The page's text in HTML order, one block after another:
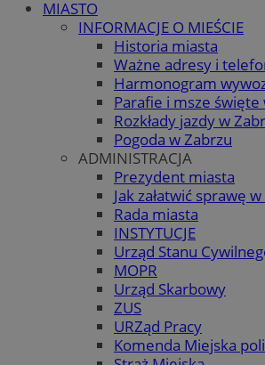
MIASTO
INFORMACJE O MIEŚCIE
Historia miasta
Ważne adresy i
Harmonogram
Parafie i msze święte
Rozkłady jazdy w
Pogoda w Zabrzu
ADMINISTRACJA
Prezydent miasta
Jak załatwić sprawę
Rada miasta
INSTYTUCJE
Urząd Stanu
MOPR
Urząd Skarbowy
ZUS
URZąd Pracy
Komenda Miejska